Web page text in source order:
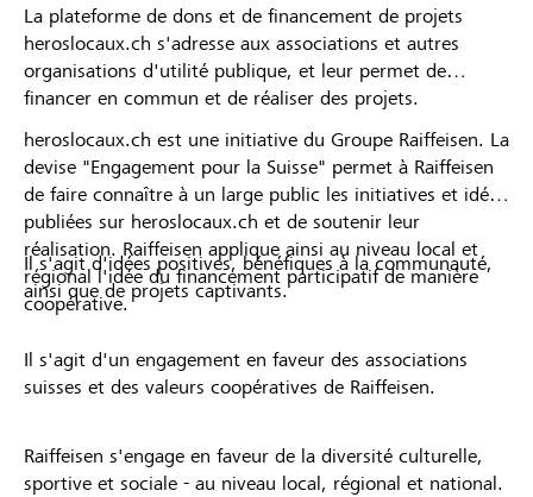
La plateforme de dons et de financement de projets
heroslocaux.ch s'adresse aux associations et autres
organisations d'utilité publique, et leur permet de
financer en commun et de réaliser des projets.
heroslocaux.ch est une initiative du Groupe Raiffeisen. La
devise "Engagement pour la Suisse" permet à Raiffeisen
de faire connaître à un large public les initiatives et idées
publiées sur heroslocaux.ch et de soutenir leur
réalisation. Raiffeisen applique ainsi au niveau local et
régional l'idée du financement participatif de manière
coopérative.
Il s'agit d'idées positives, bénéfiques à la communauté,
ainsi que de projets captivants.
Il s'agit d'un engagement en faveur des associations
suisses et des valeurs coopératives de Raiffeisen.
Raiffeisen s'engage en faveur de la diversité culturelle,
sportive et sociale - au niveau local, régional et national.